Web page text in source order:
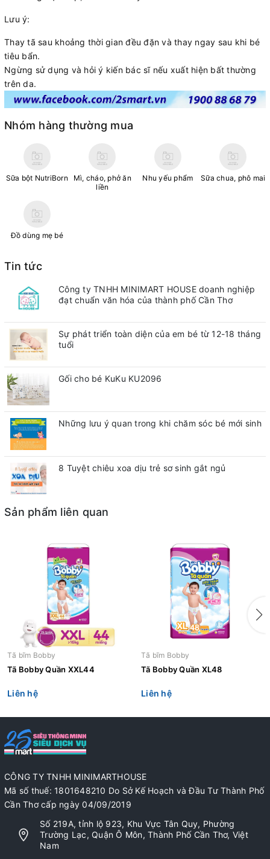
Lưu ý:
Thay tã sau khoảng thời gian đều đặn và thay ngay sau khi bé
tiêu bẩn.
Ngừng sử dụng và hỏi ý kiến bác sĩ nếu xuất hiện bất thường
trên da.
Nhóm hàng thường mua
Sữa bột NutriBorn
Mì, cháo, phở ăn
liền
Nhu yếu phẩm Sữa chua, phô mai
Đồ dùng mẹ bé
Tin tức
Công ty TNHH MINIMART HOUSE doanh nghiệp
đạt chuẩn văn hóa của thành phố Cần Thơ
Sự phát triển toàn diện của em bé từ 12-18 tháng
tuổi
Gối cho bé KuKu KU2096
Những lưu ý quan trong khi chăm sóc bé mới sinh
8 Tuyệt chiêu xoa dịu trẻ sơ sinh gắt ngủ
Sản phẩm liên quan
Tã bĩm Bobby
Tã Bobby Quần XXL44
Liên hệ
Tã bĩm Bobby
Tã Bobby Quần XL48
Liên hệ
CÔNG TY TNHH MINIMARTHOUSE
Mã số thuế: 1801648210 Do Sở Kế Hoạch và Đầu Tư Thành Phố
Cần Thơ cấp ngày 04/09/2019
Số 219A, tỉnh lộ 923, Khu Vực Tân Quy, Phường
Trường Lạc, Quận Ô Môn, Thành Phố Cần Thơ, Việt
Nam